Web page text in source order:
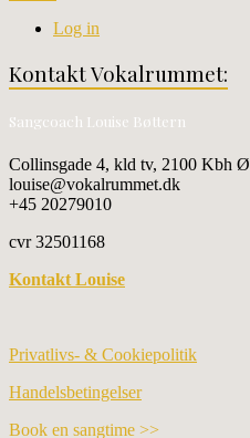
Log in
Kontakt Vokalrummet:
Sangcoach Louise Bøttern
Collinsgade 4, kld tv, 2100 Kbh Ø
louise@vokalrummet.dk
+45 20279010
cvr 32501168
Kontakt Louise
Privatlivs- & Cookiepolitik
Handelsbetingelser
Book en sangtime >>